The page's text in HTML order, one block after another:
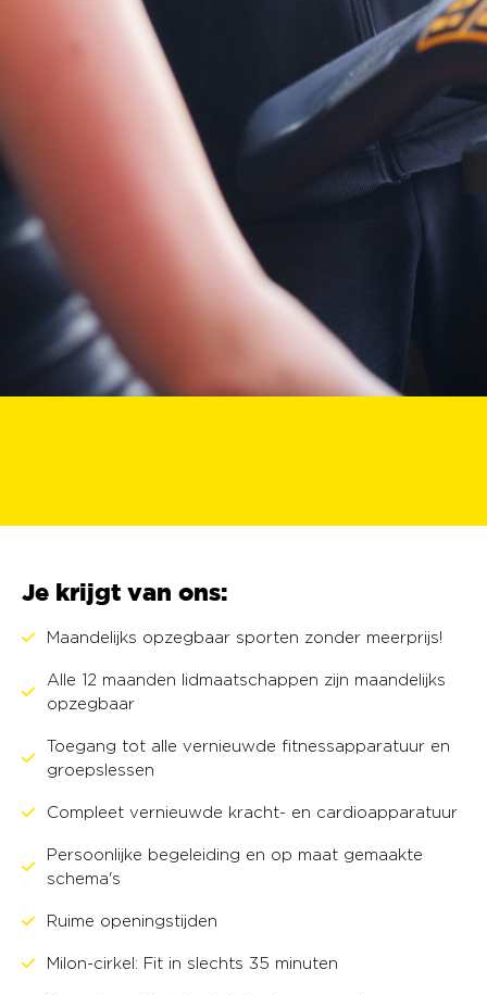
Je krijgt van ons:
Maandelijks opzegbaar sporten zonder meerprijs!
Alle 12 maanden lidmaatschappen zijn maandelijks
opzegbaar
Toegang tot alle vernieuwde fitnessapparatuur en
groepslessen
Compleet vernieuwde kracht- en cardioapparatuur
Persoonlijke begeleiding en op maat gemaakte
schema's
Ruime openingstijden
Milon-cirkel: Fit in slechts 35 minuten